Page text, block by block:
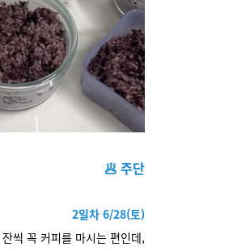
🥟 주단
2일차 6/28(토)
씩 꼭 커피를 마시는 편인데,